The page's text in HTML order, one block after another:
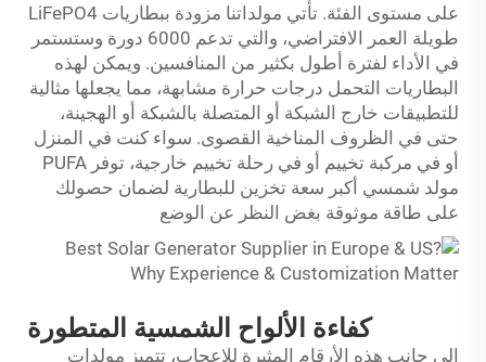
على مستوى الفئة. تأتي مولداتنا مزودة ببطاريات LiFePO4
طويلة العمر الافتراضي، والتي تدعم 6000 دورة وستستمر
في الأداء لفترة أطول بكثير من المنافسين. ويمكن لهذه
البطاريات التحمل درجات حرارة مشابهة، مما يجعلها مثالية
للتطبيقات خارج الشبكة أو المتصلة بالشبكة أو الهجينة،
حتى في الظروف المناخية القصوى. سواء كنت في المنزل
أو في مركبة تخييم أو في رحلة تخييم خارجية، توفر PUFA
مولد شمسي أكبر سعة تخزين للبطارية لضمان حصولك
على طاقة موثوقة بغض النظر عن الوضع
كفاءة الألواح الشمسية المتطورة
إلى جانب هذه الأرقام المثيرة للإعجاب، تتميز مولدات